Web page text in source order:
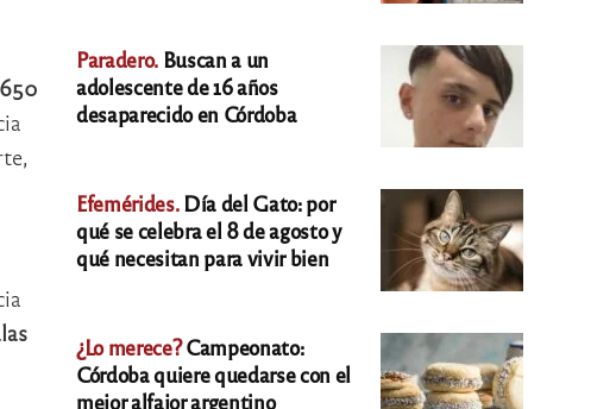
650
Paradero. Buscan a un
adolescente de 16 años
desaparecido en Córdoba
Efemérides.Día del Gato: por
qué se celebra el 8 de agosto y
qué necesitan para vivir bien
¿Lo merece?Campeonato:
Córdoba quiere quedarse con el
mejor alfajor argentino